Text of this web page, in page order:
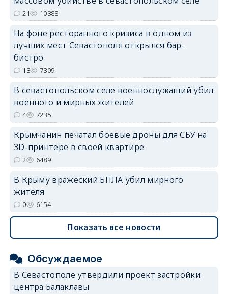
erid: 2SDnjdvhGXG
21 10388
На фоне ресторанного кризиса в одном из
лучших мест Севастополя открылся бар-
бистро
13 7309
В севастопольском селе военнослужащий убил
военного и мирных жителей
4 7235
Крымчанин печатал боевые дроны для СБУ на
3D-принтере в своей квартире
2 6489
В Крыму вражеский БПЛА убил мирного
жителя
0 6154
Показать все новости
Обсуждаемое
В Севастополе утвердили проект застройки
центра Балаклавы